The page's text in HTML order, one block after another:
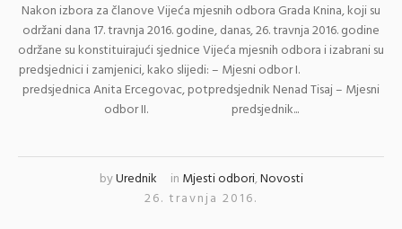
Nakon izbora za članove Vijeća mjesnih odbora Grada Knina, koji su
održani dana 17. travnja 2016. godine, danas, 26. travnja 2016. godine
održane su konstituirajući sjednice Vijeća mjesnih odbora i izabrani su
predsjednici i zamjenici, kako slijedi: – Mjesni odbor I.
predsjednica Anita Ercegovac, potpredsjednik Nenad Tisaj – Mjesni
odbor II. predsjednik...
byUrednik in Mjesti odbori,Novosti
26. travnja 2016.